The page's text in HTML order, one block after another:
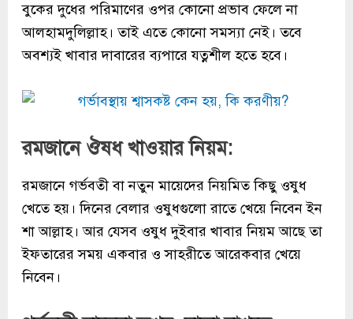
বুকের দুধের পরিমাণের ওপর কোনো প্রভাব ফেলে না
আলহামদুলিল্লাহ। তাই এতে কোনো সমস্যা নেই। তবে
অবশ্যই খাবার দাবারের ব্যপারে যত্নশীল হতে হবে।
রমজানে ঔষধ খাওয়ার নিয়ম:
রমজানে গর্ভবতীবা নতুন মায়েদের নিয়মিত কিছু ওষুধ
খেতে হয়। দিনের বেলার ওষুধগুলো রাতে খেয়ে নিবেন ইন
শা আল্লাহ। আর যেসব ওষুধ দুইবার খাবার নিয়ম আছে তা
ইফতারের সময় একবার ও সাহরীতে আরেকবার খেয়ে
নিবেন।